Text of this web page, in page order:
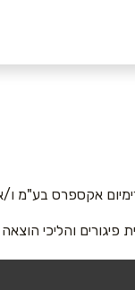
אקספרס בע"מ ו/
פיגורים והליכי